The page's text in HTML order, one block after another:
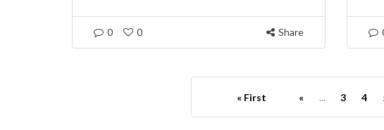
0 0 Share
« First « ... 3 4